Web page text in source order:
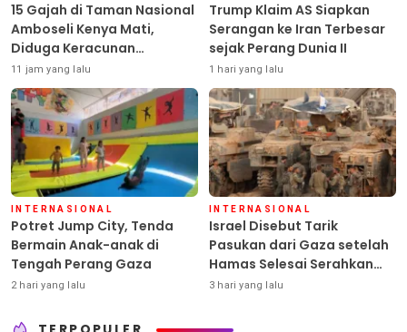
15 Gajah di Taman Nasional
Amboseli Kenya Mati,
Diduga Keracunan
Pestisida
11 jam yang lalu
Trump Klaim AS Siapkan
Serangan ke Iran Terbesar
sejak Perang Dunia II
1 hari yang lalu
INTERNASIONAL
Potret Jump City, Tenda
Bermain Anak-anak di
Tengah Perang Gaza
2 hari yang lalu
INTERNASIONAL
Israel Disebut Tarik
Pasukan dari Gaza setelah
Hamas Selesai Serahkan
Senjata
3 hari yang lalu